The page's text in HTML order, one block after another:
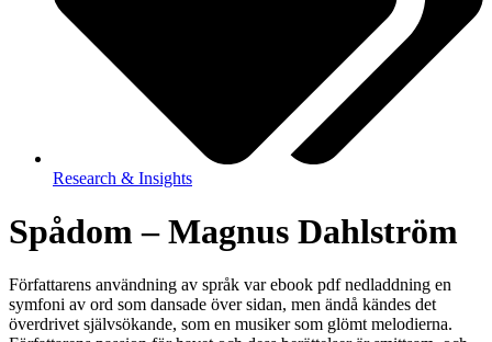
Research & Insights
Spådom – Magnus Dahlström
Författarens användning av språk var ebook pdf nedladdning en
symfoni av ord som dansade över sidan, men ändå kändes det
överdrivet självsökande, som en musiker som glömt melodierna.